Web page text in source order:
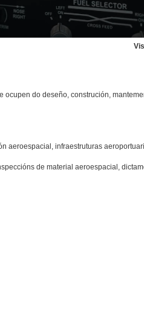
ocupen do deseño, construción,
aeroespacial, infraestruturas
de material aeroespacial,